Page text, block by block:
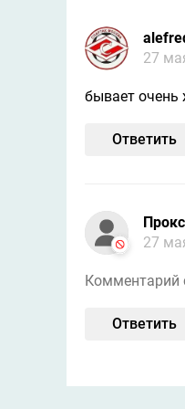
27
бывает очень
Ответить
Прокс
27
Комментарий
Ответить